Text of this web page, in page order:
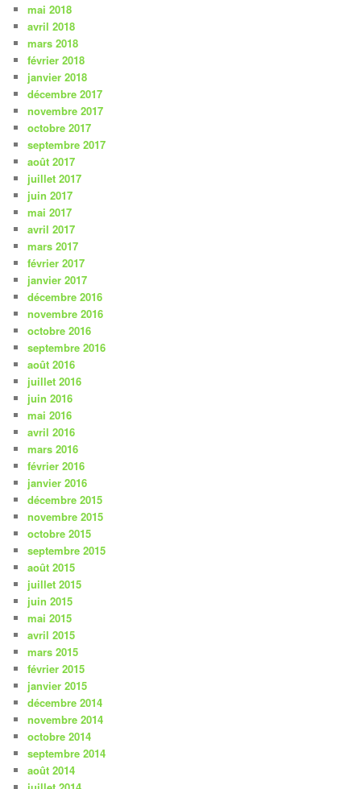
mai 2018
avril 2018
mars 2018
février 2018
janvier 2018
décembre 2017
novembre 2017
octobre 2017
septembre 2017
août 2017
juillet 2017
juin 2017
mai 2017
avril 2017
mars 2017
février 2017
janvier 2017
décembre 2016
novembre 2016
octobre 2016
septembre 2016
août 2016
juillet 2016
juin 2016
mai 2016
avril 2016
mars 2016
février 2016
janvier 2016
décembre 2015
novembre 2015
octobre 2015
septembre 2015
août 2015
juillet 2015
juin 2015
mai 2015
avril 2015
mars 2015
février 2015
janvier 2015
décembre 2014
novembre 2014
octobre 2014
septembre 2014
août 2014